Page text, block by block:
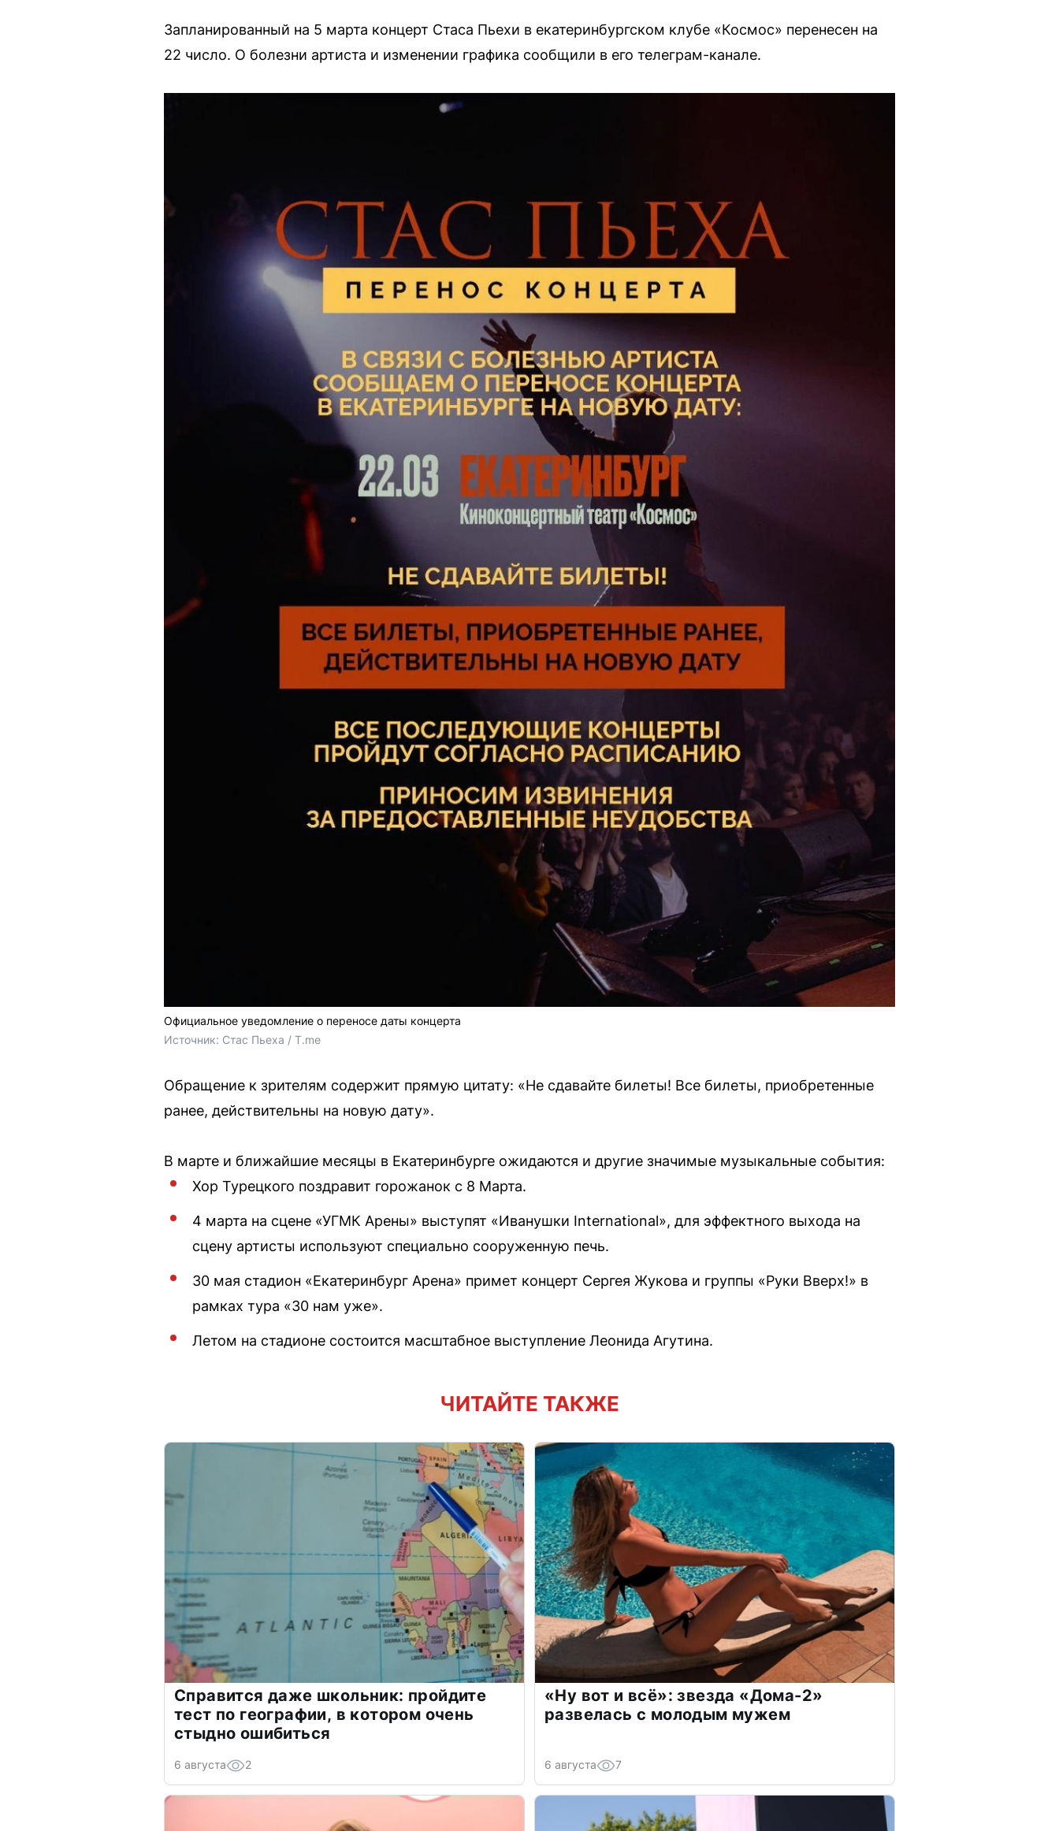
Запланированный на 5 марта концерт Стаса Пьехи в екатеринбургском клубе «Космос» перенесен на
22 число. О болезни артиста и изменении графика сообщили в его телеграм-канале.
Официальное уведомление о переносе даты концерта
Источник: Стас Пьеха / T.me
Обращение к зрителям содержит прямую цитату: «Не сдавайте билеты! Все билеты, приобретенные
ранее, действительны на новую дату».
В марте и ближайшие месяцы в Екатеринбурге ожидаются и другие значимые музыкальные события:
Хор Турецкого поздравит горожанок с 8 Марта.
4 марта на сцене «УГМК Арены» выступят «Иванушки International», для эффектного выхода на
сцену артисты используют специально сооруженную печь.
30 мая стадион «Екатеринбург Арена» примет концерт Сергея Жукова и группы «Руки Вверх!» в
рамках тура «30 нам уже».
Летом на стадионе состоится масштабное выступление Леонида Агутина.
ЧИТАЙТЕ ТАКЖЕ
Справится даже школьник: пройдите
тест по географии, в котором очень
стыдно ошибиться
6 августа 2
«Ну вот и всё»: звезда «Дома-2»
развелась с молодым мужем
6 августа 7